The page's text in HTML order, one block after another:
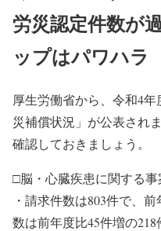
労災認定件数が
ップはパワハラ
厚生労働省から、令和4
災補償状況」が公表され
確認しておきましょう。
□脳・心臓疾患に関する
・請求件数は803件で、
数は前年度比45件増の218